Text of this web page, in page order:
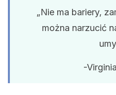
„Nie ma bariery,
można narzucić
-